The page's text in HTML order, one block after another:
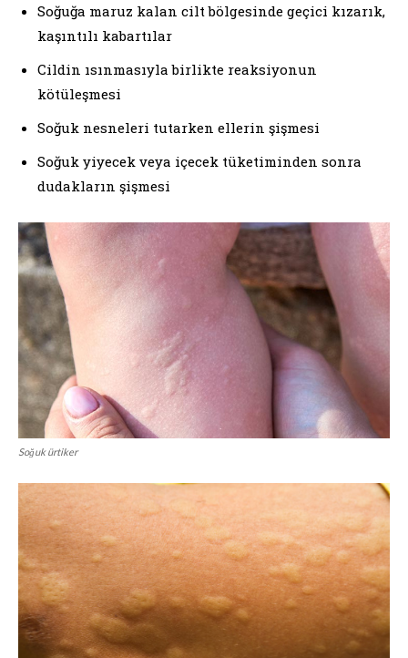
Soğuğa maruz kalan cilt bölgesinde geçici kızarık,
kaşıntılı kabartılar
Cildin ısınmasıyla birlikte reaksiyonun
kötüleşmesi
Soğuk nesneleri tutarken ellerin şişmesi
Soğuk yiyecek veya içecek tüketiminden sonra
dudakların şişmesi
Soğuk ürtiker